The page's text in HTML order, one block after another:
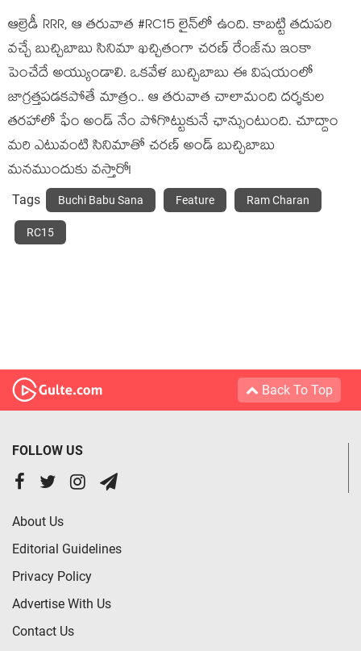
ఆల్రెడీ RRR, ఆ తరువాత #RC15 లైన్‌లో ఉంది. కాబట్టి తదుపరి
వచ్చే బుచ్చిబాబు సినిమా ఖచ్చితంగా చరణ్‌ రేంజ్‌ను ఇంకా
పెంచేదే అయ్యుండాలి. ఒకవేళ బుచ్చిబాబు ఈ విషయంలో
జాగ్రత్తపడకపోతే మాత్రం.. ఆ తరువాత చాలామంది దర్శకుల
తరహాలో ఫేం అండ్ నేం పోగొట్టుకునే ఛాన్సుంటుంది. చూద్దాం
మరి ఎటువంటి సినిమాతో చరణ్‌ అండ్ బుచ్చిబాబు
మనముందుకు వస్తారో!
Tags Buchi Babu Sana Feature Ram Charan
RC15
Back To Top
FOLLOW US
About Us
Editorial Guidelines
Privacy Policy
Advertise With Us
Contact Us